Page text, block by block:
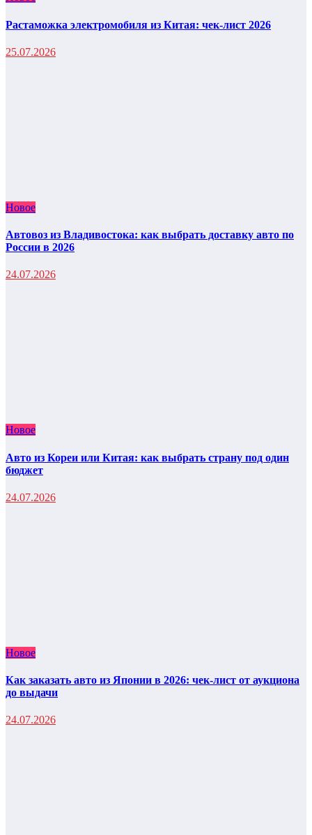
Растаможка электромобиля из Китая: чек-лист 2026
25.07.2026
Новое
Автовоз из Владивостока: как выбрать доставку авто по
России в 2026
24.07.2026
Новое
Авто из Кореи или Китая: как выбрать страну под один
бюджет
24.07.2026
Новое
Как заказать авто из Японии в 2026: чек-лист от аукциона
до выдачи
24.07.2026